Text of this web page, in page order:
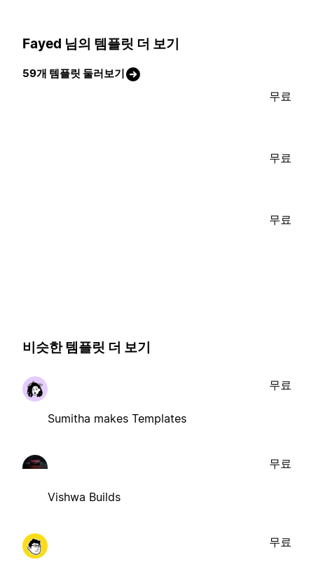
Fayed 님의 템플릿 더 보기
59개 템플릿 둘러보기
무료
무료
무료
비슷한 템플릿 더 보기
Sumitha makes Templates
무료
Vishwa Builds
무료
무료